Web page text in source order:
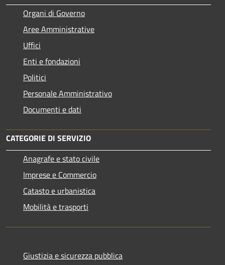
Organi di Governo
Aree Amministrative
Uffici
Enti e fondazioni
Politici
Personale Amministrativo
Documenti e dati
CATEGORIE DI SERVIZIO
Anagrafe e stato civile
Imprese e Commercio
Catasto e urbanistica
Mobilità e trasporti
Giustizia e sicurezza pubblica